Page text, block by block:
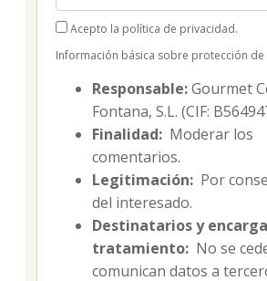
Acepto la política de privacidad.
Información básica sobre protección
Responsable:Gourmet
Fontana, S.L. (CIF:
Finalidad: Moderar los
comentarios.
Legitimación: Por
del interesado.
Destinatarios y
tratamiento: No se
comunican datos a